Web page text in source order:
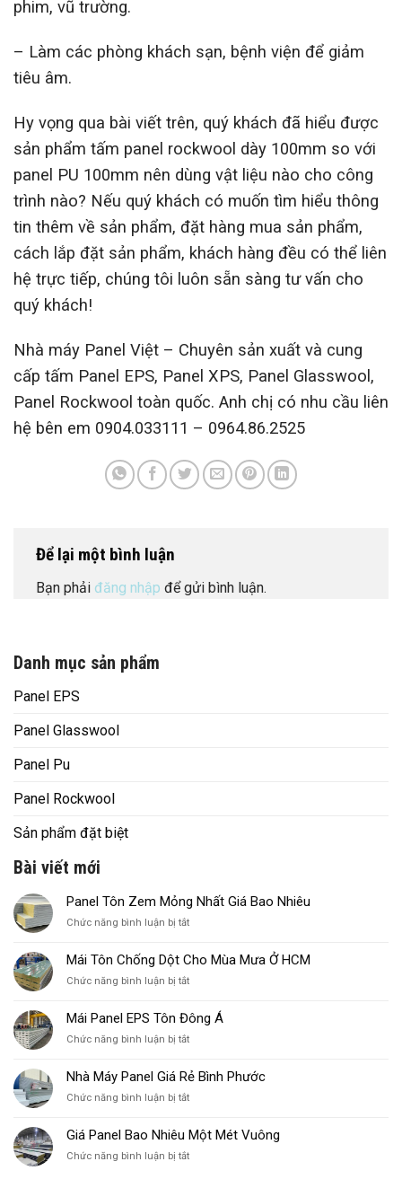
phim, vũ trường.
– Làm các phòng khách sạn, bệnh viện để giảm
tiêu âm.
Hy vọng qua bài viết trên, quý khách đã hiểu được
sản phẩm tấm panel rockwool dày 100mm so với
panel PU 100mm nên dùng vật liệu nào cho công
trình nào? Nếu quý khách có muốn tìm hiểu thông
tin thêm về sản phẩm, đặt hàng mua sản phẩm,
cách lắp đặt sản phẩm, khách hàng đều có thể liên
hệ trực tiếp, chúng tôi luôn sẵn sàng tư vấn cho
quý khách!
Nhà máy Panel Việt – Chuyên sản xuất và cung
cấp tấm Panel EPS, Panel XPS, Panel Glasswool,
Panel Rockwool toàn quốc. Anh chị có nhu cầu liên
hệ bên em 0904.033111 – 0964.86.2525
Để lại một bình luận
Bạn phải đăng nhập để gửi bình luận.
Danh mục sản phẩm
Panel EPS
Panel Glasswool
Panel Pu
Panel Rockwool
Sản phẩm đặt biệt
Bài viết mới
Panel Tôn Zem Mỏng Nhất Giá Bao Nhiêu
Chức năng bình luận bị tắtở
Tôn
Zem
Mỏng
Giá
Bao
Nhiêu
Mái Tôn Chống Dột Cho Mùa Mưa Ở HCM
Chức năng bình luận bị tắtở
Tôn
Chống
Dột
Mùa
Ở
Mái Panel EPS Tôn Đông Á
Chức năng bình luận bị tắtở
Panel
EPS
Tôn
Á
Nhà Máy Panel Giá Rẻ Bình Phước
Chức năng bình luận bị tắtở
Máy
Panel
Giá
Giá Panel Bao Nhiêu Một Mét Vuông
Chức năng bình luận bị tắtở